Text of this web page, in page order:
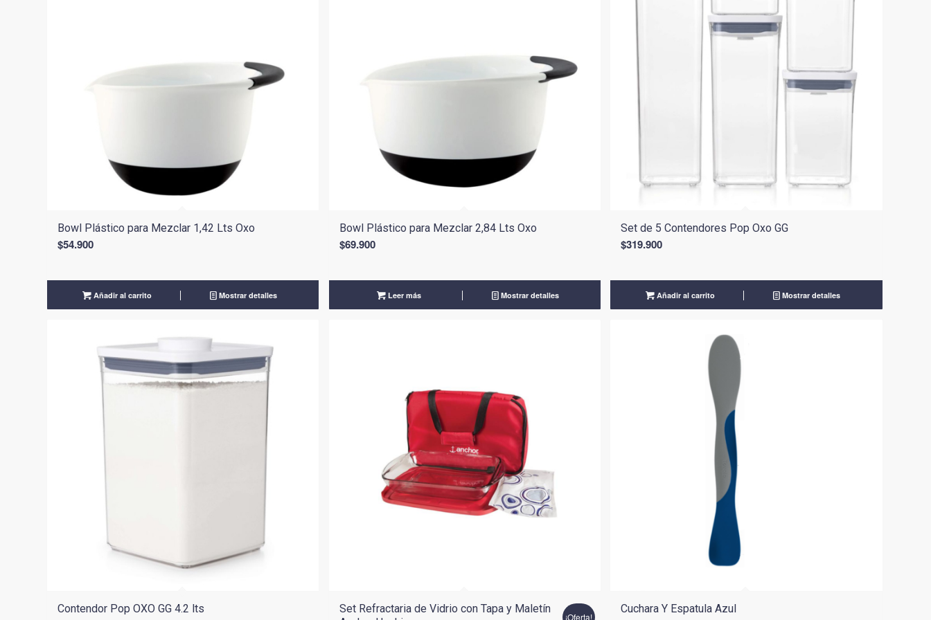
Bowl Plástico para Mezclar 1,42 Lts Oxo
$54.900
Añadir al carrito Mostrar detalles
Bowl Plástico para Mezclar 2,84 Lts Oxo
$69.900
Leer más Mostrar detalles
Set de 5 Contendores Pop Oxo GG
$319.900
Añadir al carrito Mostrar detalles
Contendor Pop OXO GG 4.2 lts
Set Refractaria de Vidrio con Tapa y Maletín
¡Oferta!
Cuchara Y Espatula Azul